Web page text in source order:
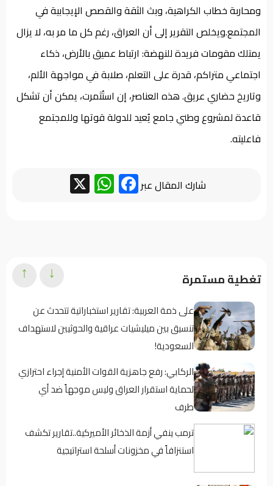
ومحاربة خطاب الكراهية، وبث الثقة والقصص الإيجابية في
المجتمع.ويخلص التقرير إلى أن العراق، رغم كل ما مر به، لا يزال
يمتلك مقومات فريدة للنهضة: ارتباط عميق بالأرض، ذكاء
اجتماعي متراكم، قدرة على التعلم، صلابة في مواجهة الألم،
وتاريخ حضاري عريق. هذه العناصر، إن استُثمرت، يمكن أن تشكل
قاعدة لمشروع وطني جامع يُعيد للدولة قوتها وللمجتمع
فاعليته.
شارك المقال عبر Facebook
WhatsApp
تغطية مستمرة
على ذمة العربية: تقارير استخباراتية تتحدث عن
تنسيق بين ميليشيات عراقية والحوثيين لاستهداف
السعودية!
الركابي: رفع جاهزية القوات الأمنية إجراء احترازي
لحماية استقرار العراق وليس موجهاً ضد أي
طرف
ترمب ينفي أزمة الذخائر الأميركية..تقارير تكشف
استنزافاً في مخزونات أسلحة استراتيجية
↓
↑